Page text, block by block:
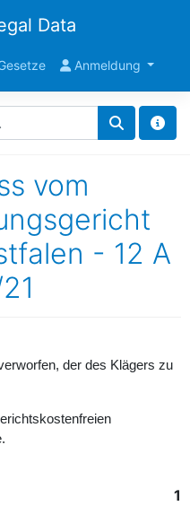
Data
Anmeldung
vom
- 12 A
der des Klägers zu
1